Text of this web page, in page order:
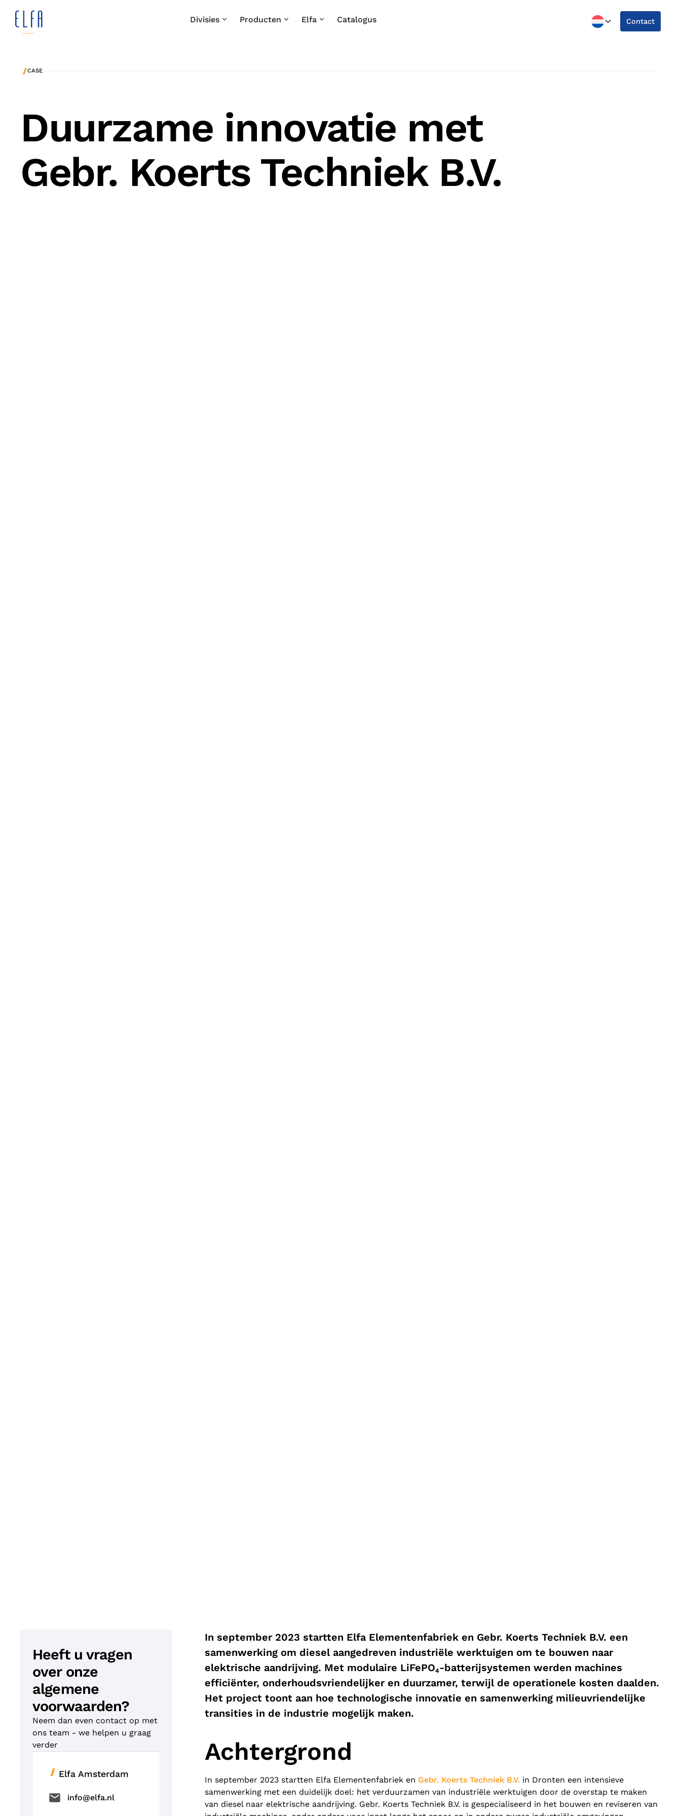
Divisies Producten Elfa Catalogus Contact
/CASE
Duurzame innovatie met
Gebr. Koerts Techniek B.V.
Heeft u vragen
over onze
algemene
voorwaarden?
Neem dan even contact op met
ons team - we helpen u graag
verder
Elfa Amsterdam
info@elfa.nl
In september 2023 startten Elfa Elementenfabriek en Gebr. Koerts Techniek B.V. een
samenwerking om diesel aangedreven industriële werktuigen om te bouwen naar
elektrische aandrijving. Met modulaire LiFePO₄-batterijsystemen werden machines
efficiënter, onderhoudsvriendelijker en duurzamer, terwijl de operationele kosten daalden.
Het project toont aan hoe technologische innovatie en samenwerking milieuvriendelijke
transities in de industrie mogelijk maken.
Achtergrond
In september 2023 startten Elfa Elementenfabriek en Gebr. Koerts Techniek B.V. in Dronten een intensieve
samenwerking met een duidelijk doel: het verduurzamen van industriële werktuigen door de overstap te maken
van diesel naar elektrische aandrijving. Gebr. Koerts Techniek B.V. is gespecialiseerd in het bouwen en reviseren van